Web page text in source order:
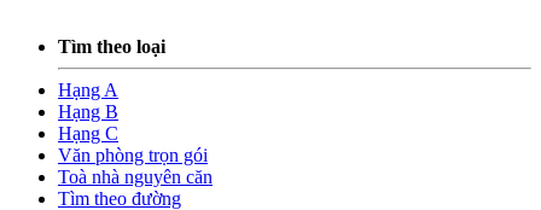
Tìm theo loại
Hạng A
Hạng B
Hạng C
Văn phòng trọn gói
Toà nhà nguyên căn
Tìm theo đường